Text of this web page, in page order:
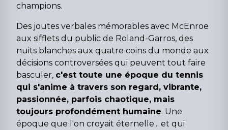
champions.
Des joutes verbales mémorables avec McEnroe
aux sifflets du public de Roland-Garros, des
nuits blanches aux quatre coins du monde aux
décisions controversées qui peuvent tout faire
basculer, c'est toute une époque du tennis
qui s'anime à travers son regard, vibrante,
passionnée, parfois chaotique, mais
toujours profondément humaine. Une
époque que l'on croyait éternelle... et qui